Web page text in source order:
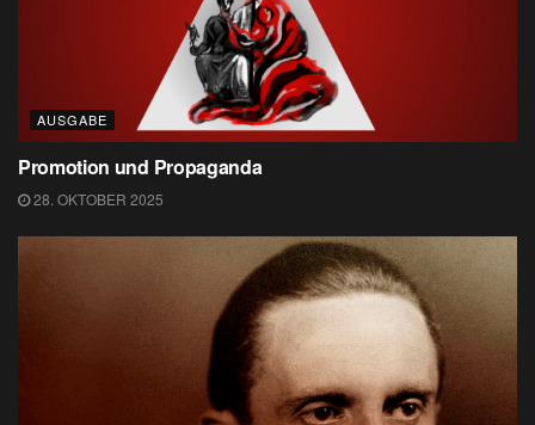
AUSGABE
Promotion und Propaganda
28. OKTOBER 2025